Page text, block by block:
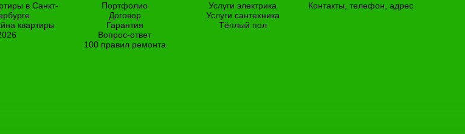
в Санкт-
квартиры
Портфолио
Договор
Гарантия
Вопрос-ответ
100 правил ремонта
Услуги электрика
Услуги сантехника
Тёплый пол
Контакты, телефон, адрес